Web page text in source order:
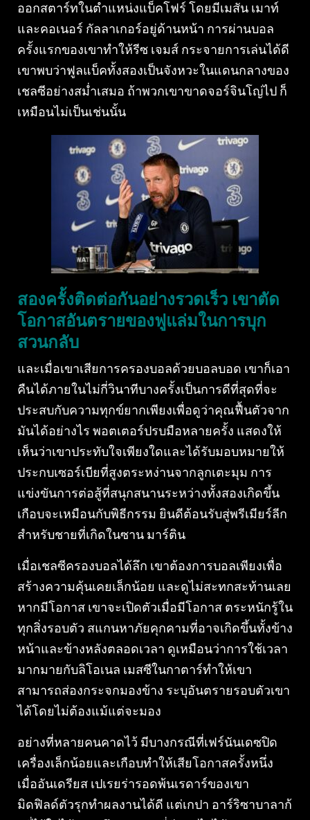
ออกสตาร์ทในตำแหน่งแบ็คโฟร์ โดยมีเมสัน เมาท์
และคอเนอร์ กัลลาเกอร์อยู่ด้านหน้า การผ่านบอล
ครั้งแรกของเขาทำให้รีซ เจมส์ กระจายการเล่นได้ดี
เขาพบว่าฟูลแบ็คทั้งสองเป็นจังหวะในแดนกลางของ
เชลซีอย่างสม่ำเสมอ ถ้าพวกเขาขาดจอร์จินโญ่ไป ก็
เหมือนไม่เป็นเช่นนั้น
สองครั้งติดต่อกันอย่างรวดเร็ว เขาตัด
โอกาสอันตรายของฟูแล่มในการบุก
สวนกลับ
และเมื่อเขาเสียการครองบอลด้วยบอลบอด เขาก็เอา
คืนได้ภายในไม่กี่วินาทีบางครั้งเป็นการดีที่สุดที่จะ
ประสบกับความทุกข์ยากเพียงเพื่อดูว่าคุณฟื้นตัวจาก
มันได้อย่างไร พอตเตอร์ปรบมือหลายครั้ง แสดงให้
เห็นว่าเขาประทับใจเพียงใดและได้รับมอบหมายให้
ประกบเซอร์เบียที่สูงตระหง่านจากลูกเตะมุม การ
แข่งขันการต่อสู้ที่สนุกสนานระหว่างทั้งสองเกิดขึ้น
เกือบจะเหมือนกับพิธีกรรม ยินดีต้อนรับสู่พรีเมียร์ลีก
สำหรับชายที่เกิดในซาน มาร์ติน
เมื่อเชลซีครองบอลได้ลึก เขาต้องการบอลเพียงเพื่อ
สร้างความคุ้นเคยเล็กน้อย และดูไม่สะทกสะท้านเลย
หากมีโอกาส เขาจะเปิดตัวเมื่อมีโอกาส ตระหนักรู้ใน
ทุกสิ่งรอบตัว สแกนหาภัยคุกคามที่อาจเกิดขึ้นทั้งข้าง
หน้าและข้างหลังตลอดเวลา ดูเหมือนว่าการใช้เวลา
มากมายกับลิโอเนล เมสซีในกาตาร์ทำให้เขา
สามารถส่องกระจกมองข้าง ระบุอันตรายรอบตัวเขา
ได้โดยไม่ต้องแม้แต่จะมอง
อย่างที่หลายคนคาดไว้ มีบางกรณีที่เฟร์นันเดซปิด
เครื่องเล็กน้อยและเกือบทำให้เสียโอกาสครั้งหนึ่ง
เมื่ออันเดรียส เปเรยร่ารอดพ้นเรดาร์ของเขา
มิดฟิลด์ตัวรุกทำผลงานได้ดี แต่เกปา อาร์ริซาบาลาก้